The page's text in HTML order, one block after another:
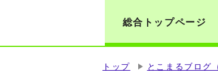
総合トップページ
トップ とこまるブログ